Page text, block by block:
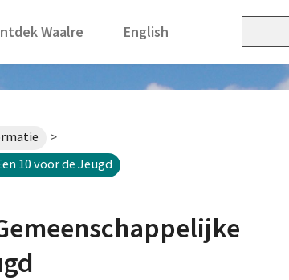
Waalre English
>
10 voor de Jeugd